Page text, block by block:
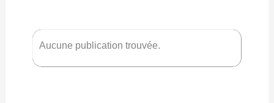
Aucune publication trouvée.